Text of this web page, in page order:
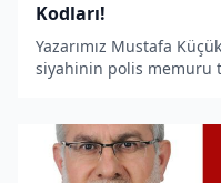
Kodları!
Yazarımız Mustafa
siyahinin polis memuru